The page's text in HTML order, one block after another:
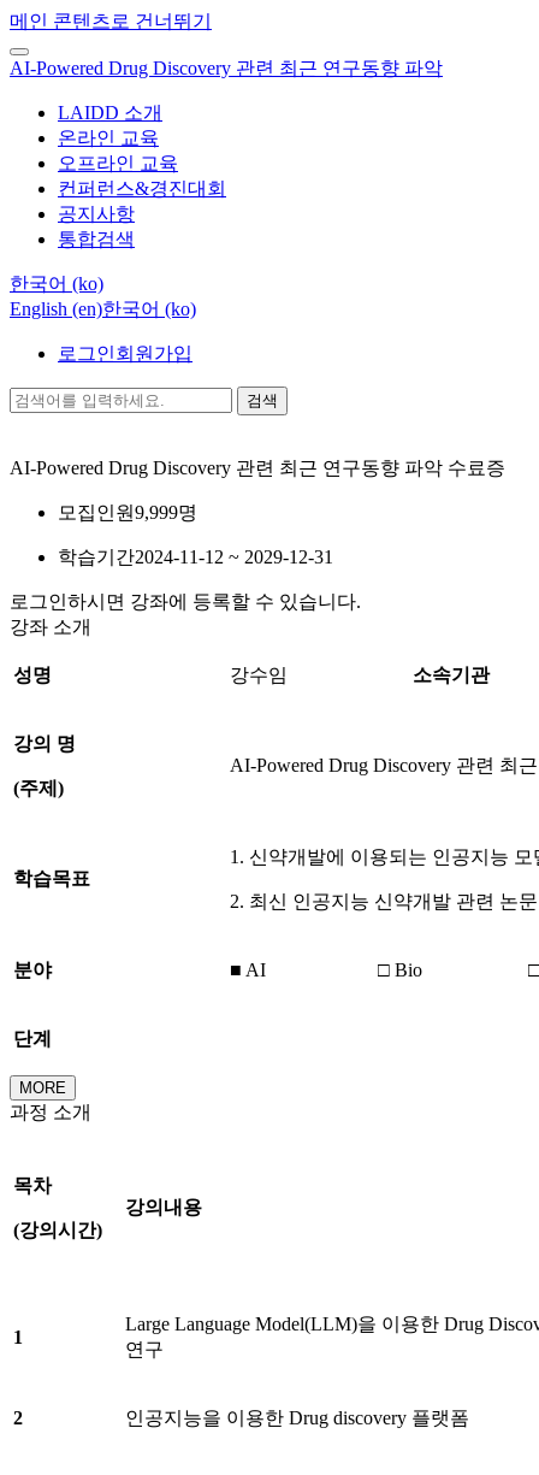
메인 콘텐츠로 건너뛰기
AI-Powered Drug Discovery 관련 최근 연구동향 파악
LAIDD 소개
온라인 교육
오프라인 교육
컨퍼런스&경진대회
공지사항
통합검색
한국어 ‎(ko)‎
English ‎(en)‎한국어 ‎(ko)‎
로그인회원가입
검색
AI-Powered Drug Discovery 관련 최근 연구동향 파악 수료증
모집인원9,999명
학습기간2024-11-12 ~ 2029-12-31
로그인하시면 강좌에 등록할 수 있습니다.
강좌 소개
성명 강수임 소속기관
강의 명
(주제 )
AI-Powered Drug Discovery 관련 최
학습목표
1. 신약개발에 이용되는 인공지능
2. 최신 인공지능 신약개발 관련 논
분야 ■ AI □ Bio
단계
MORE
과정 소개
목차
(강의시간)
강의내용
1
Large Language Model(LLM)을 이용한 Drug
연구
2 인공지능을 이용한 Drug discovery 플랫폼